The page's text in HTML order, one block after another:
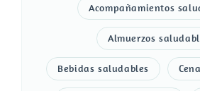
Acompañamientos
Almuerzos
Bebidas saludables